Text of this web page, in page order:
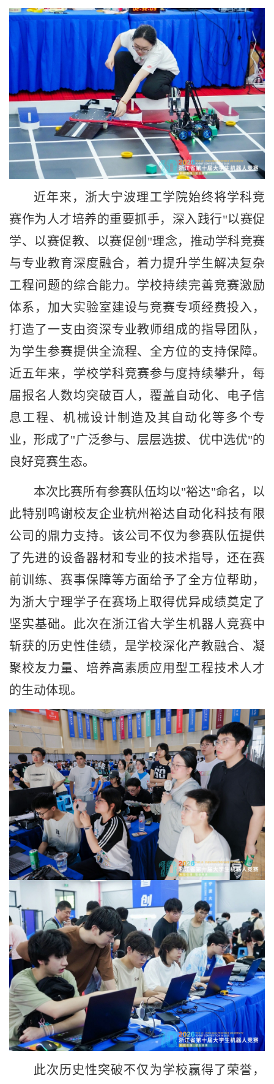
近年来，浙大宁波理工学院始终将学科竞
赛作为人才培养的重要抓手，深入践行"以赛促
学、以赛促教、以赛促创"理念，推动学科竞赛
与专业教育深度融合，着力提升学生解决复杂
工程问题的综合能力。学校持续完善竞赛激励
体系，加大实验室建设与竞赛专项经费投入，
打造了一支由资深专业教师组成的指导团队，
为学生参赛提供全流程、全方位的支持保障。
近五年来，学校学科竞赛参与度持续攀升，每
届报名人数均突破百人，覆盖自动化、电子信
息工程、机械设计制造及其自动化等多个专
业，形成了"广泛参与、层层选拔、优中选优"的
良好竞赛生态。
本次比赛所有参赛队伍均以"裕达"命名，以
此特别鸣谢校友企业杭州裕达自动化科技有限
公司的鼎力支持。该公司不仅为参赛队伍提供
了先进的设备器材和专业的技术指导，还在赛
前训练、赛事保障等方面给予了全方位帮助，
为浙大宁理学子在赛场上取得优异成绩奠定了
坚实基础。此次在浙江省大学生机器人竞赛中
斩获的历史性佳绩，是学校深化产教融合、凝
聚校友力量、培养高素质应用型工程技术人才
的生动体现。
此次历史性突破不仅为学校赢得了荣誉，